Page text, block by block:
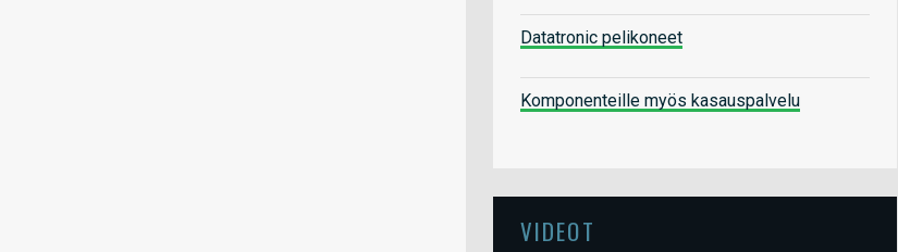
Datatronic pelikoneet
Komponenteille myös kasauspalvelu
VIDEOT